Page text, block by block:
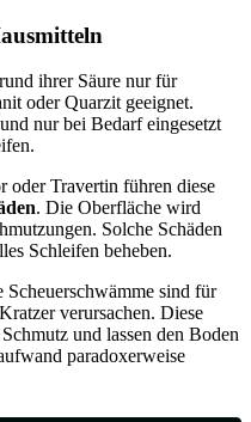
ihrer Säure nur für
oder Quarzit geeignet.
nur bei Bedarf eingesetzt
oder Travertin führen diese
. Die Oberfläche wird
Solche Schäden
Schleifen beheben.
Scheuerschwämme sind für
verursachen. Diese
und lassen den Boden
paradoxerweise